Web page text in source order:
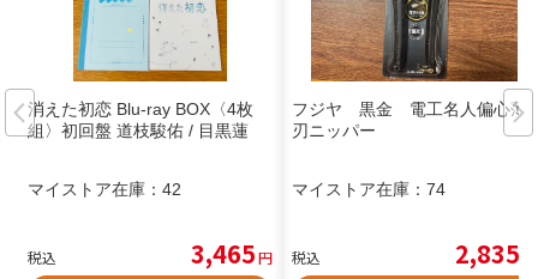
消えた初恋 Blu-ray BOX〈4枚
組〉初回盤 道枝駿佑 / 目黒蓮
マイストア在庫： 42
税込 3,465円
フジヤ 黒金 電工名人偏心薄
刃ニッパー
マイストア在庫： 74
税込 2,835